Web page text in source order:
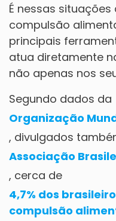
É nessas
compulsão
principais
atua diretamente
não apenas nos
Segundo dados da
Organização
, divulgados
Associação
, cerca de
4,7% dos
compulsão